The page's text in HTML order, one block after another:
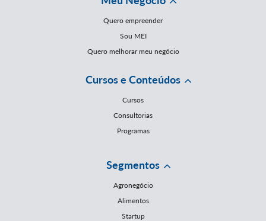
Quero empreender
Sou MEI
Quero melhorar meu negócio
Cursos e Conteúdos
Cursos
Consultorias
Programas
Segmentos
Agronegócio
Alimentos
Startup